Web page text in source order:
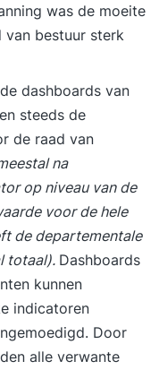
was de moeite
bestuur sterk
dashboards van
steeds de
de raad van
na
op niveau van de
voor de hele
de departementale
totaal). Dashboards
kunnen
indicatoren
Door
alle verwante